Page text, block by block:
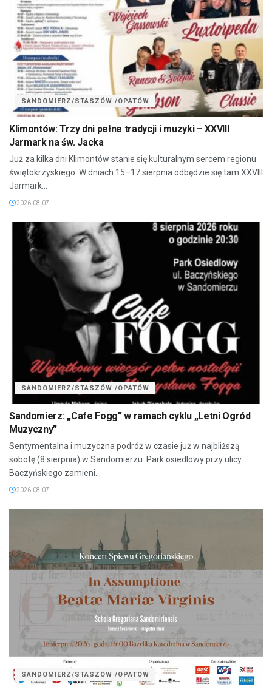
SANDOMIERZ/STASZÓW /OPATÓW
Klimontów: Trzy dni pełne tradycji i muzyki – XXVIII
Jarmark na św. Jacka
Już za kilka dni Klimontów stanie się kulturalnym sercem regionu
świętokrzyskiego. W dniach 15–17 sierpnia odbędzie się tam XXVIII
Jarmark...
2026-08-07
SANDOMIERZ/STASZÓW /OPATÓW
Sandomierz: „Cafe Fogg” w ramach cyklu „Letni Ogród
Muzyczny”
Sentymentalna i muzyczna podróż w czasie już w najbliższą
sobotę (8 sierpnia) w Sandomierzu. Park osiedlowy przy ulicy
Baczyńskiego zamieni...
2026-08-07
SANDOMIERZ/STASZÓW /OPATÓW